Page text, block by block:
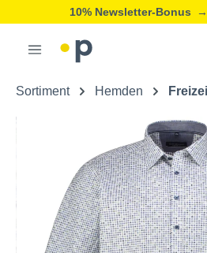
10% Newsletter-Bonus →
Sortiment Hemden